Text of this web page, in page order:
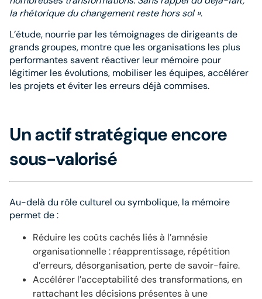
la rhétorique du changement reste hors sol ».
L’étude, nourrie par les témoignages de dirigeants de
grands groupes, montre que les organisations les plus
performantes savent réactiver leur mémoire pour
légitimer les évolutions, mobiliser les équipes, accélérer
les projets et éviter les erreurs déjà commises.
Un actif stratégique encore
sous-valorisé
Au-delà du rôle culturel ou symbolique, la mémoire
permet de :
Réduire les coûts cachés liés à l’amnésie
organisationnelle : réapprentissage, répétition
d’erreurs, désorganisation, perte de savoir-faire.
Accélérer l’acceptabilité des transformations, en
rattachant les décisions présentes à une